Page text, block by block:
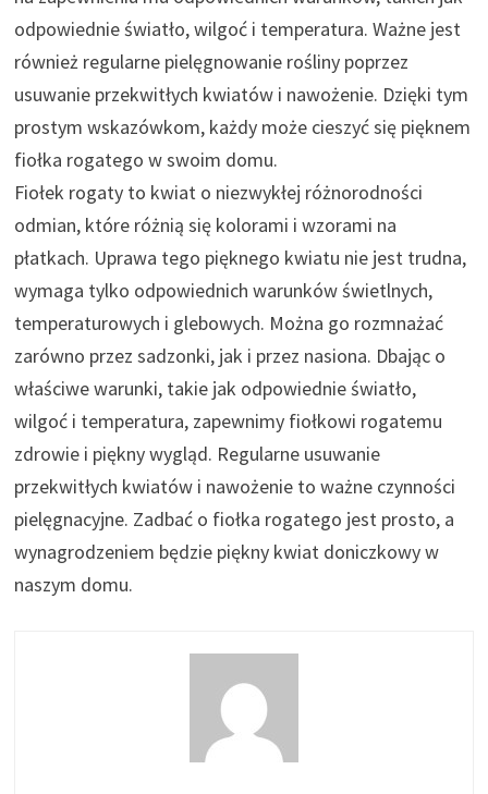
odpowiednie światło, wilgoć i temperatura. Ważne jest
również regularne pielęgnowanie rośliny poprzez
usuwanie przekwitłych kwiatów i nawożenie. Dzięki tym
prostym wskazówkom, każdy może cieszyć się pięknem
fiołka rogatego w swoim domu.
Fiołek rogaty to kwiat o niezwykłej różnorodności
odmian, które różnią się kolorami i wzorami na
płatkach. Uprawa tego pięknego kwiatu nie jest trudna,
wymaga tylko odpowiednich warunków świetlnych,
temperaturowych i glebowych. Można go rozmnażać
zarówno przez sadzonki, jak i przez nasiona. Dbając o
właściwe warunki, takie jak odpowiednie światło,
wilgoć i temperatura, zapewnimy fiołkowi rogatemu
zdrowie i piękny wygląd. Regularne usuwanie
przekwitłych kwiatów i nawożenie to ważne czynności
pielęgnacyjne. Zadbać o fiołka rogatego jest prosto, a
wynagrodzeniem będzie piękny kwiat doniczkowy w
naszym domu.